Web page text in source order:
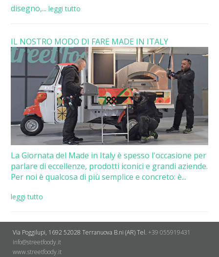
disegno,... leggi tutto
IL NOSTRO MODO DI FARE MADE IN ITALY
La Giornata del Made in Italy è spesso l'occasione per
parlare di eccellenze, prodotti iconici e grandi aziende.
Per noi è qualcosa di più semplice e concreto: è...
leggi tutto
Via Poggilupi, 1692 52028 Terranuova B.ni (AR)Tel. +39 055919431
info@streetfoody.it
www.streetfoody.it